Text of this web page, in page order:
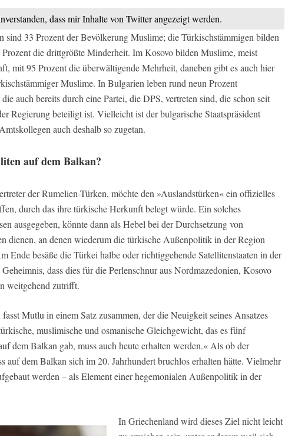
dass mir Inhalte von Twitter angezeigt werden.
sind 33 Prozent der Bevölkerung Muslime; die Türkischstämmigen bilden
die drittgrößte Minderheit. Im Kosovo bilden Muslime, meist
mit 95 Prozent die überwältigende Mehrheit, daneben gibt es auch hier
Muslime. In Bulgarien leben rund neun Prozent
auch bereits durch eine Partei, die DPS, vertreten sind, die schon seit
Regierung beteiligt ist. Vielleicht ist der bulgarische Staatspräsident
auch deshalb so zugetan.
auf dem Balkan?
der Rumelien-Türken, möchte den »Auslandstürken« ein offizielles
durch das ihre türkische Herkunft belegt würde. Ein solches
ausgegeben, könnte dann als Hebel bei der Durchsetzung von
dienen, an denen wiederum die türkische Außenpolitik in der Region
Ende besäße die Türkei halbe oder richtiggehende Satellitenstaaten in der
dass dies für die Perlenschnur aus Nordmazedonien, Kosovo
weitgehend zutrifft.
Mutlu in einem Satz zusammen, der die Neuigkeit seines Ansatzes
muslimische und osmanische Gleichgewicht, das es fünf
dem Balkan gab, muss auch heute erhalten werden.« Als ob der
auf dem Balkan sich im 20. Jahrhundert bruchlos erhalten hätte. Vielmehr
werden – als Element einer hegemonialen Außenpolitik in der
In Griechenland wird dieses Ziel nicht leicht